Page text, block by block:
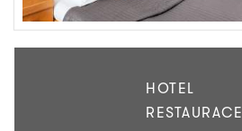
HOTEL
RESTAURACE